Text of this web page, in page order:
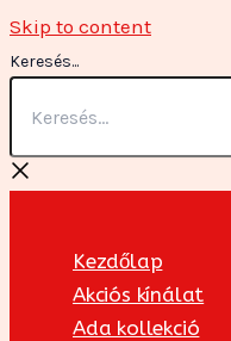
Skip to content
Keresés...
Kezdőlap
Akciós kínálat
Ada kollekció